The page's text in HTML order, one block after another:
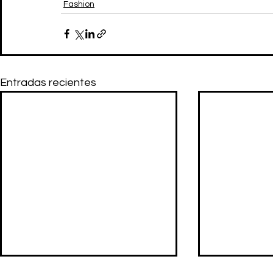
Fashion
Entradas recientes